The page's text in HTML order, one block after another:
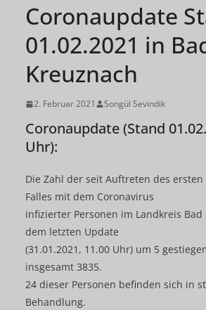
Coronaupdate
01.02.2021 in
Kreuznach
2. Februar 2021 Songül Sevindik
Coronaupdate (Stand
Uhr):
Die Zahl der seit Auftreten des
Falles mit dem Coronavirus
infizierter Personen im Landkreis
dem letzten Update
(31.01.2021, 11.00 Uhr) um 5
insgesamt 3835.
24 dieser Personen befinden sich in
Behandlung.